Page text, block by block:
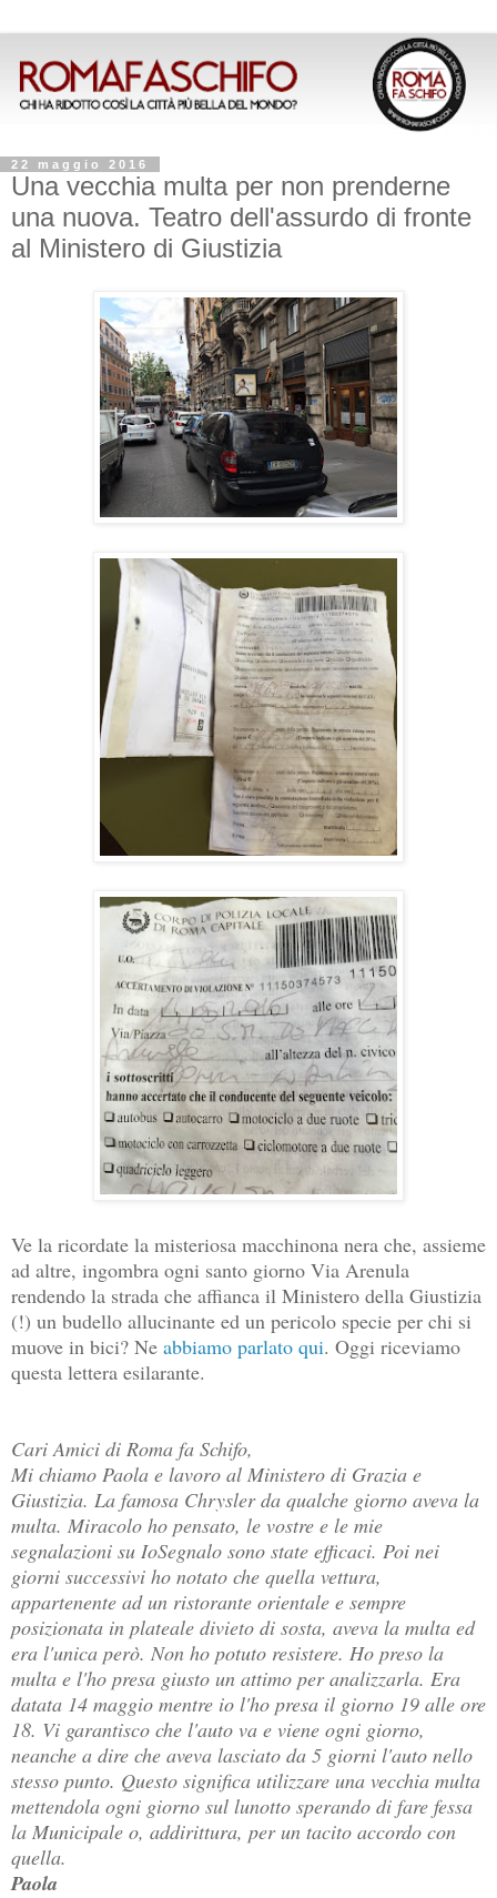
22 maggio 2016
Una vecchia multa per non prenderne
una nuova. Teatro dell'assurdo di fronte
al Ministero di Giustizia
Ve la ricordate la misteriosa macchinona nera che, assieme
ad altre, ingombra ogni santo giorno Via Arenula
rendendo la strada che affianca il Ministero della Giustizia
(!) un budello allucinante ed un pericolo specie per chi si
muove in bici? Ne abbiamo parlato qui. Oggi riceviamo
questa lettera esilarante.
Cari Amici di Roma fa Schifo,
Mi chiamo Paola e lavoro al Ministero di Grazia e
Giustizia. La famosa Chrysler da qualche giorno aveva la
multa. Miracolo ho pensato, le vostre e le mie
segnalazioni su IoSegnalo sono state efficaci. Poi nei
giorni successivi ho notato che quella vettura,
appartenente ad un ristorante orientale e sempre
posizionata in plateale divieto di sosta, aveva la multa ed
era l'unica però. Non ho potuto resistere. Ho preso la
multa e l'ho presa giusto un attimo per analizzarla. Era
datata 14 maggio mentre io l'ho presa il giorno 19 alle ore
18. Vi garantisco che l'auto va e viene ogni giorno,
neanche a dire che aveva lasciato da 5 giorni l'auto nello
stesso punto. Questo significa utilizzare una vecchia multa
mettendola ogni giorno sul lunotto sperando di fare fessa
la Municipale o, addirittura, per un tacito accordo con
quella.
Paola